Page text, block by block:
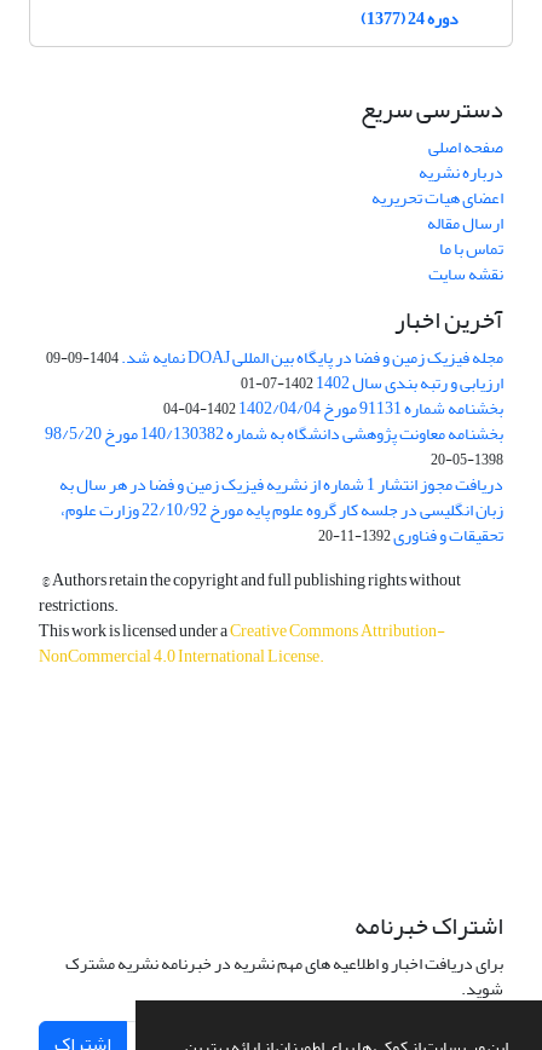
دوره 24 (1377)
دسترسی سریع
صفحه اصلی
درباره نشریه
اعضای هیات تحریریه
ارسال مقاله
تماس با ما
نقشه سایت
آخرین اخبار
مجله فیزیک زمین و فضا در پایگاه بین المللی DOAJ نمایه شد. 1404-09-09
ارزیابی و رتبه بندی سال 1402 1402-07-01
بخشنامه شماره 91131 مورخ 1402/04/04 1402-04-04
بخشنامه معاونت پژوهشی دانشگاه به شماره 140/130382 مورخ 98/5/20
1398-05-20
دریافت مجوز انتشار 1 شماره از نشریه فیزیک زمین و فضا در هر سال به
زبان انگلیسی در جلسه کار گروه علوم پایه مورخ 22/10/92 وزارت علوم،
تحقیقات و فناوری1392-11-20
© Authors retain the copyright and full publishing rights without
restrictions.
This work is licensed under aCreative Commons Attribution-
NonCommercial 4.0 International License.
اشتراک خبرنامه
برای دریافت اخبار و اطلاعیه های مهم نشریه در خبرنامه نشریه مشترک
شوید.